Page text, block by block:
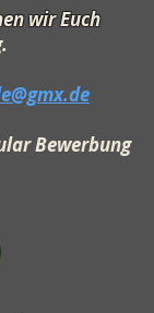
wir Euch
Bewerbung